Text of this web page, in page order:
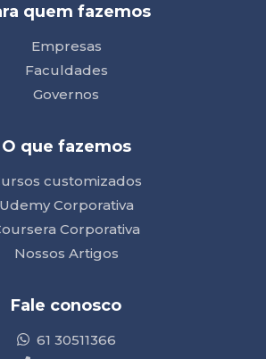
quem fazemos
Empresas
Faculdades
Governos
O que fazemos
customizados
Udemy Corporativa
Corporativa
Nossos Artigos
Fale conosco
61 30511366